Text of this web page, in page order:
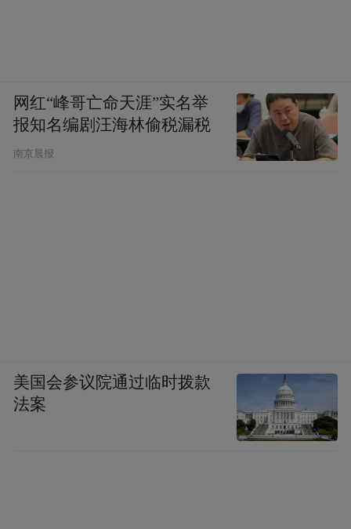
网红“峰哥亡命天涯”实名举
报知名编剧汪海林偷税漏税
南京晨报
美国会参议院通过临时拨款
法案